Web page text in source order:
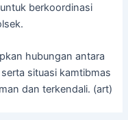
berkoordinasi
hubungan antara
situasi kamtibmas
dan terkendali. (art)